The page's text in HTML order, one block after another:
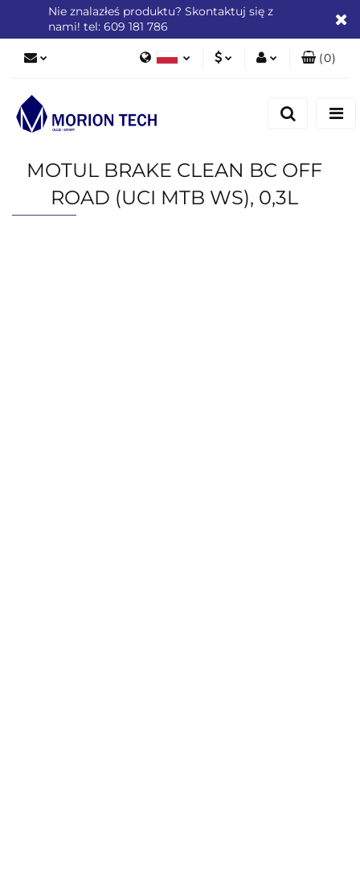
Nie znalazłeś produktu? Skontaktuj się z
nami! tel: 609 181 786
English
Zgody cookies
(0)
MOTUL BRAKE CLEAN BC OFF
ROAD (UCI MTB WS), 0,3L